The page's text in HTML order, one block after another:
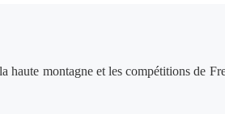
haute montagne et les compétitions de